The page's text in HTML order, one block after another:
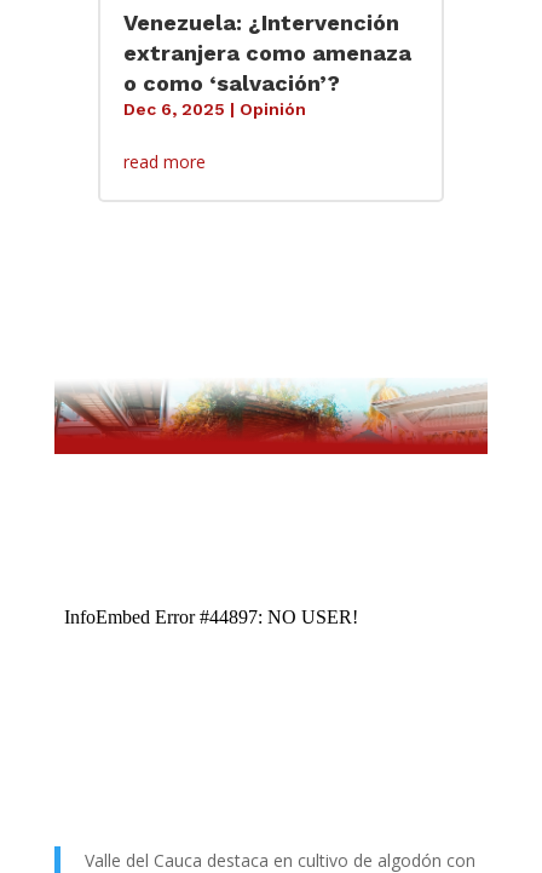
Venezuela: ¿Intervención
extranjera como amenaza
o como ‘salvación’?
Dec 6, 2025 | Opinión
read more
Valle del Cauca destaca en cultivo de algodón con